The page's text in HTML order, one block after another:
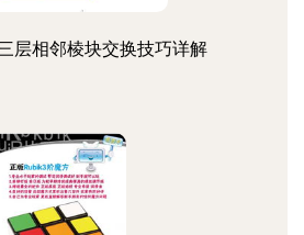
层相邻棱块交换技巧详解